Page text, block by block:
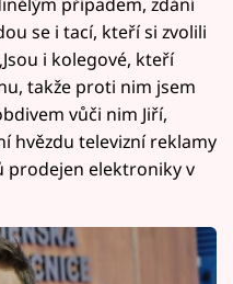
se i tací, kteří si zvolili
i kolegové, kteří
takže proti nim jsem
vůči nim Jiří,
hvězdu televizní reklamy
prodejen elektroniky v